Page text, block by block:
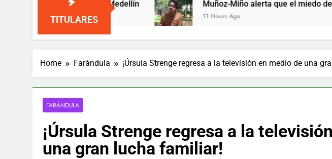
TITULARES
en una tarima de Medellín Muñoz-Miño alerta que el miedo debilita
11 Hours Ago
Home Farándula ¡Úrsula Strenge regresa a la televisión en medio de una
FARÁNDULA
¡Úrsula Strenge regresa a la
una gran lucha familiar!